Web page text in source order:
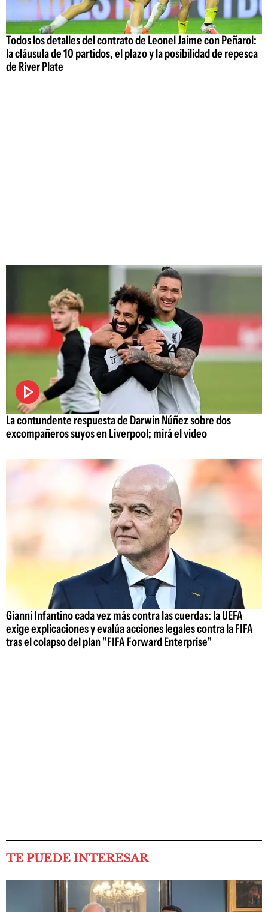
Todos los detalles del contrato de Leonel Jaime con Peñarol:
la cláusula de 10 partidos, el plazo y la posibilidad de repesca
de River Plate
La contundente respuesta de Darwin Núñez sobre dos
excompañeros suyos en Liverpool; mirá el video
Gianni Infantino cada vez más contra las cuerdas: la UEFA
exige explicaciones y evalúa acciones legales contra la FIFA
tras el colapso del plan "FIFA Forward Enterprise"
TE PUEDE INTERESAR